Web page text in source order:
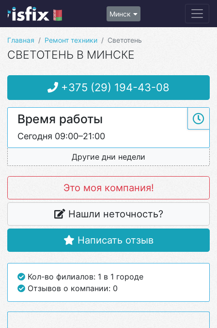
Минск
Главная Ремонт техники Светотень
СВЕТОТЕНЬ В МИНСКЕ
+375 (29) 194-43-08
Время работы
Сегодня 09:00–21:00
Другие дни недели
Это моя компания!
Нашли неточность?
Написать отзыв
Кол-во филиалов: 1 в 1 городе
Отзывов о компании: 0